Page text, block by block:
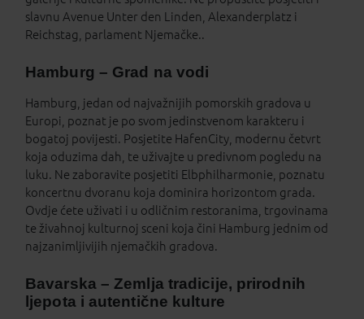
slavnu Avenue Unter den Linden, Alexanderplatz i
Reichstag, parlament Njemačke..
Hamburg – Grad na vodi
Hamburg, jedan od najvažnijih pomorskih gradova u
Europi, poznat je po svom jedinstvenom karakteru i
bogatoj povijesti. Posjetite HafenCity, modernu četvrt
koja oduzima dah, te uživajte u predivnom pogledu na
luku. Ne zaboravite posjetiti Elbphilharmonie, poznatu
koncertnu dvoranu koja dominira horizontom grada.
Ovdje ćete uživati i u odličnim restoranima, trgovinama
te živahnoj kulturnoj sceni koja čini Hamburg jednim od
najzanimljivijih njemačkih gradova.
Bavarska – Zemlja tradicije, prirodnih
ljepota i autentične kulture